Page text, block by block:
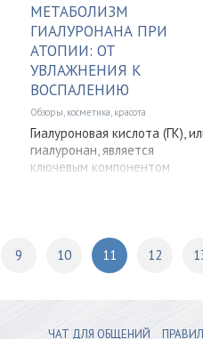
МЕТАБОЛИЗМ
ГИАЛУРОНАНА ПРИ
АТОПИИ: ОТ
УВЛАЖНЕНИЯ К
ВОСПАЛЕНИЮ
Обзоры, косметика, красота
Гиалуроновая кислота (ГК),
гиалуронан, является
ключевым компонентом
9 10 11 12
ЧАТ ДЛЯ ОБЩЕНИЙ